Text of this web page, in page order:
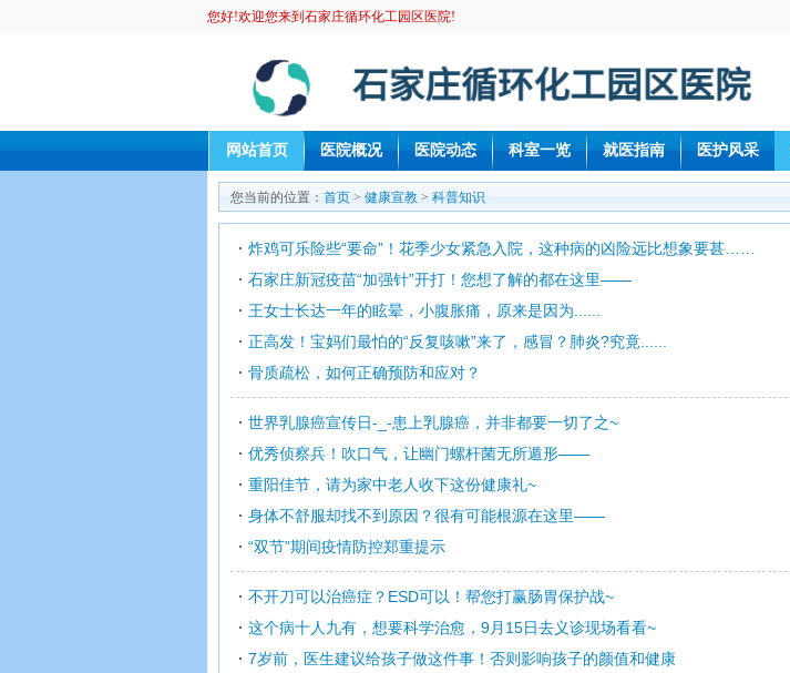
您好!欢迎您来到石家庄循环化工园区医院!
网站首页 医院概况 医院动态 科室一览 就医指南 医护风采
您当前的位置： 首页 > 健康宣教 > 科普知识
炸鸡可乐险些“要命”！花季少女紧急入院，这种病的凶险远比想象要甚……
石家庄新冠疫苗“加强针”开打！您想了解的都在这里——
王女士长达一年的眩晕，小腹胀痛，原来是因为......
正高发！宝妈们最怕的“反复咳嗽”来了，感冒？肺炎?究竟......
骨质疏松，如何正确预防和应对？
世界乳腺癌宣传日-_-患上乳腺癌，并非都要一切了之~
优秀侦察兵！吹口气，让幽门螺杆菌无所遁形——
重阳佳节，请为家中老人收下这份健康礼~
身体不舒服却找不到原因？很有可能根源在这里——
“双节”期间疫情防控郑重提示
不开刀可以治癌症？ESD可以！帮您打赢肠胃保护战~
这个病十人九有，想要科学治愈，9月15日去义诊现场看看~
7岁前，医生建议给孩子做这件事！否则影响孩子的颜值和健康